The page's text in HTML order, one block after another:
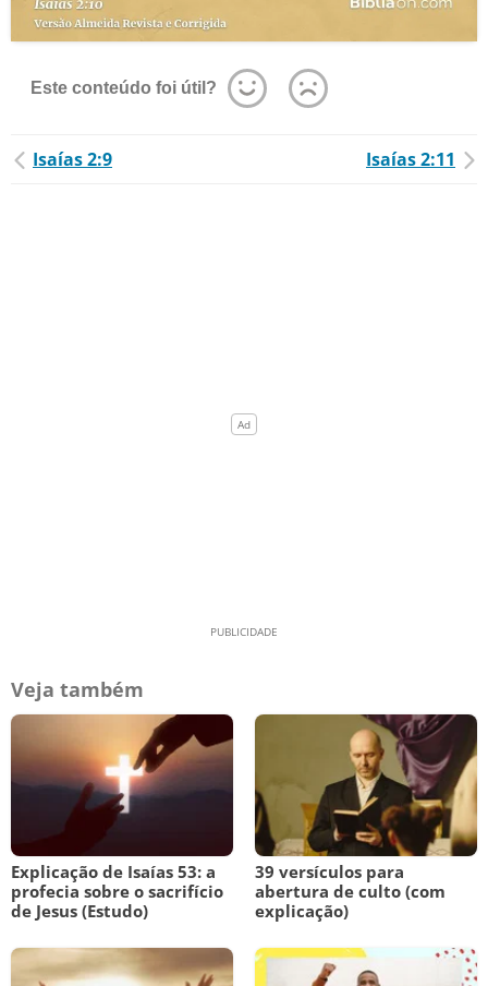
Este conteúdo foi útil?
Isaías 2:9 Isaías 2:11
Veja também
Explicação de Isaías 53: a
profecia sobre o sacrifício
de Jesus (Estudo)
39 versículos para
abertura de culto (com
explicação)